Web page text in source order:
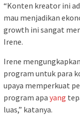
“Konten kreator ini
mau menjadikan
growth ini sangat
Irene.
Irene
program untuk para
upaya memperkuat
program apa yang
luas,” katanya.